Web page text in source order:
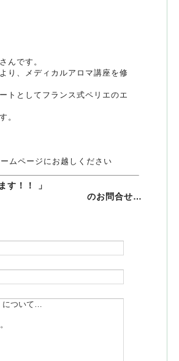
んです。
り、メディカルアロマ講座を修
トとしてフランス式ペリエのエ
。
ムページにお越しください
す！！ 」
のお問合せ…